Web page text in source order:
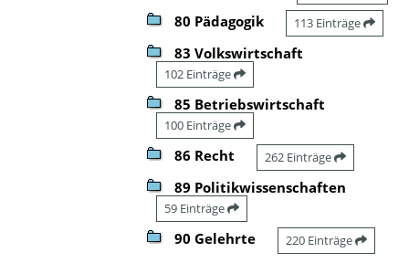
80 Pädagogik 113 Einträge
83 Volkswirtschaft
102 Einträge
85 Betriebswirtschaft
100 Einträge
86 Recht 262 Einträge
89 Politikwissenschaften
59 Einträge
90 Gelehrte 220 Einträge